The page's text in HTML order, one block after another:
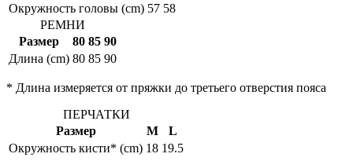
Окружность головы (cm) 57 58
РЕМНИ
Размер
80 85 90
Длина (cm) 80 85 90
* Длина измеряется от пряжки до третьего отверстия пояса
ПЕРЧАТКИ
Размер
M
L
Окружность кисти* (cm) 18 19.5